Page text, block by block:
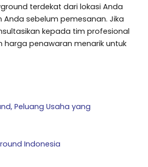
terdekat dari lokasi Anda
sebelum pemesanan. Jika
kepada tim profesional
harga penawaran menarik untuk
Peluang Usaha yang
Indonesia